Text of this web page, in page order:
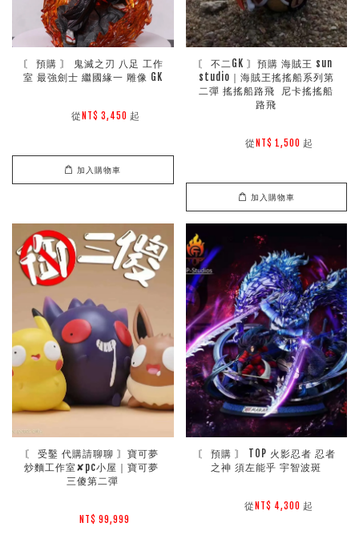
〘 預購 〙 鬼滅之刃 八足 工作
室 最強劍士 繼國緣一 雕像 GK
        從
NT$ 3,450 起
加入購物車
〘 不二GK 〙預購 海賊王 sun
studio｜海賊王搖搖船系列第
二彈 搖搖船路飛  尼卡搖搖船
路飛
        從
NT$ 1,500 起
加入購物車
〘 受鑿 代購請聊聊 〙寶可夢
炒麵工作室✘pc小屋｜寶可夢
三傻第二彈
NT$ 99,999
〘 預購 〙 TOP 火影忍者 忍者
之神 須左能乎 宇智波斑
        從
NT$ 4,300 起